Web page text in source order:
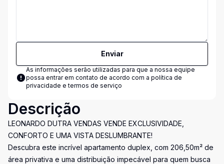
Enviar
As informações serão utilizadas para que a nossa equipe
possa entrar em contato de acordo com a política de
privacidade e termos de serviço
Descrição
LEONARDO DUTRA VENDAS VENDE EXCLUSIVIDADE,
CONFORTO E UMA VISTA DESLUMBRANTE!
Descubra este incrível apartamento duplex, com 206,50m² de
área privativa e uma distribuição impecável para quem busca